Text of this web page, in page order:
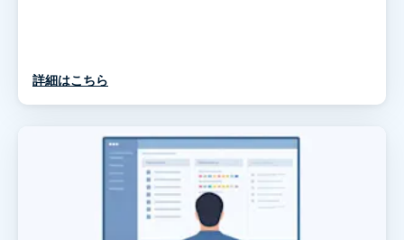
詳細はこちら